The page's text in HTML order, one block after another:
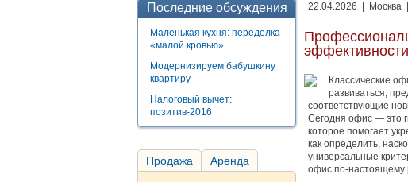
Последние обсуждения
Маленькая кухня: переделка
«малой кровью»
Модернизируем бабушкину
квартиру
Налоговый вычет:
позитив-2016
Продажа Аренда
22.04.2026 | Москва
Классические
развиваться,
соответствующие
Сегодня офис — это
которое помогает
как определить,
универсальные
офис по-настоящему